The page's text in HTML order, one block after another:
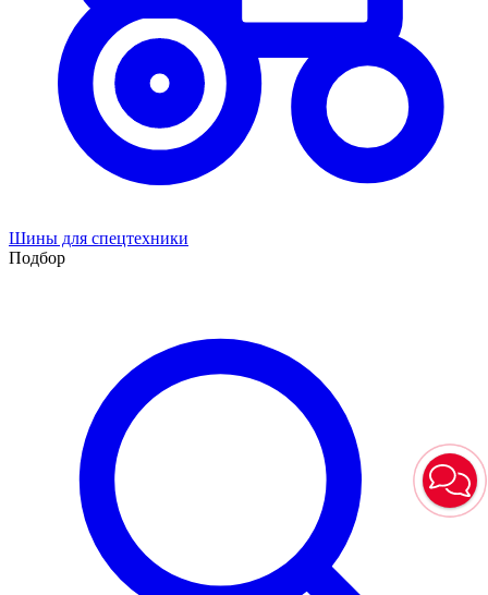
Шины для спецтехники
Подбор